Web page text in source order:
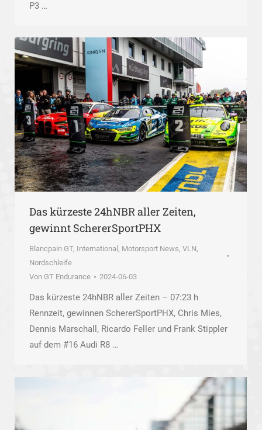
P3 …
Das kürzeste 24hNBR aller Zeiten,
gewinnt SchererSportPHX
Blancpain GT, International , Motorsport News, VLN,
Nordschleife
Von GT Endurance 2024-06-03
Das kürzeste 24hNBR aller Zeiten – 07:23 h
Rennzeit, gewinnen SchererSportPHX, Chris Mies,
Dennis Marschall, Ricardo Feller und Frank Stippler
auf dem #16 Audi R8 …